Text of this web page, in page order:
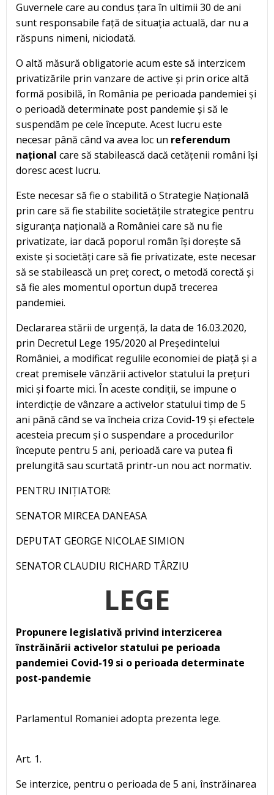
Guvernele care au condus țara în ultimii 30 de ani
sunt responsabile față de situația actuală, dar nu a
răspuns nimeni, niciodată.
O altă măsură obligatorie acum este să interzicem
privatizările prin vanzare de active și prin orice altă
formă posibilă, în România pe perioada pandemiei și
o perioadă determinate post pandemie și să le
suspendăm pe cele începute. Acest lucru este
necesar până când va avea loc un referendum
național care să stabilească dacă cetățenii români își
doresc acest lucru.
Este necesar să fie o stabilită o Strategie Națională
prin care să fie stabilite societățile strategice pentru
siguranța națională a României care să nu fie
privatizate, iar dacă poporul român își dorește să
existe și societăți care să fie privatizate, este necesar
să se stabilească un preț corect, o metodă corectă și
să fie ales momentul oportun după trecerea
pandemiei.
Declararea stării de urgență, la data de 16.03.2020,
prin Decretul Lege 195/2020 al Președintelui
României, a modificat regulile economiei de piață și a
creat premisele vânzării activelor statului la prețuri
mici și foarte mici. În aceste condiții, se impune o
interdicție de vânzare a activelor statului timp de 5
ani până când se va încheia criza Covid-19 și efectele
acesteia precum și o suspendare a procedurilor
începute pentru 5 ani, perioadă care va putea fi
prelungită sau scurtată printr-un nou act normativ.
PENTRU INIȚIATOR!:
SENATOR MIRCEA DANEASA
DEPUTAT GEORGE NICOLAE SIMION
SENATOR CLAUDIU RICHARD TÂRZIU
LEGE
Propunere legislativă privind interzicerea
înstrăinării activelor statului pe perioada
pandemiei Covid-19 si o perioada determinate
post-pandemie
ParlamentuI Romaniei adopta prezenta lege.
Art. 1.
Se interzice, pentru o perioada de 5 ani, înstrăinarea